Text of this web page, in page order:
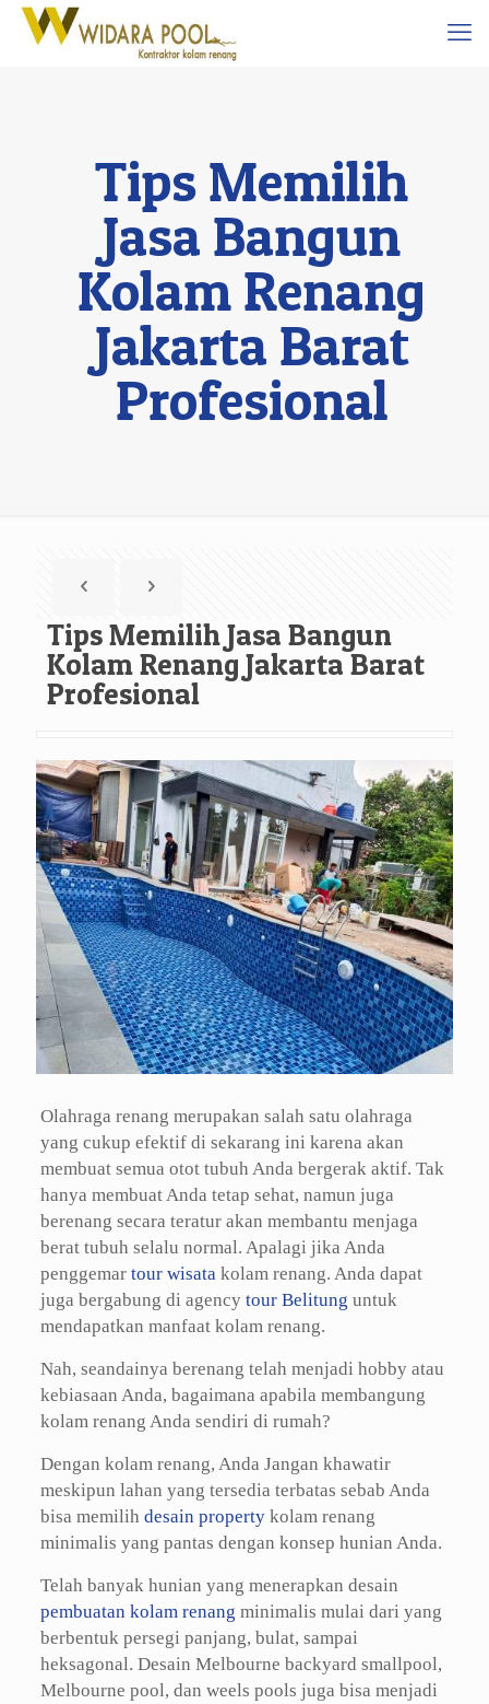
Tips Memilih
Jasa Bangun
Kolam Renang
Jakarta Barat
Profesional
Tips Memilih Jasa Bangun
Kolam Renang Jakarta Barat
Profesional
Olahraga renang merupakan salah satu olahraga
yang cukup efektif di sekarang ini karena akan
membuat semua otot tubuh Anda bergerak aktif. Tak
hanya membuat Anda tetap sehat, namun juga
berenang secara teratur akan membantu menjaga
berat tubuh selalu normal. Apalagi jika Anda
penggemar tour wisata kolam renang. Anda dapat
juga bergabung di agency tour Belitung untuk
mendapatkan manfaat kolam renang.
Nah, seandainya berenang telah menjadi hobby atau
kebiasaan Anda, bagaimana apabila membangung
kolam renang Anda sendiri di rumah?
Dengan kolam renang, Anda Jangan khawatir
meskipun lahan yang tersedia terbatas sebab Anda
bisa memilih desain propertykolam renang
minimalis yang pantas dengan konsep hunian Anda.
Telah banyak hunian yang menerapkan desain
pembuatan kolam renang minimalis mulai dari yang
berbentuk persegi panjang, bulat, sampai
heksagonal. Desain Melbourne backyard smallpool,
Melbourne pool, dan weels pools juga bisa menjadi